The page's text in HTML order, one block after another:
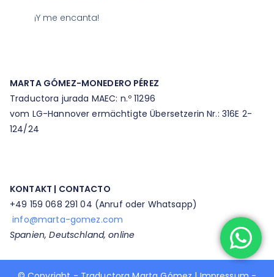
¡Y me encanta!
MARTA GÓMEZ-MONEDERO PÉREZ
Traductora jurada MAEC: n.º 11296
vom LG-Hannover ermächtigte Übersetzerin Nr.: 316E 2-
124/24
KONTAKT | CONTACTO
+49 159 068 291 04 (Anruf oder Whatsapp)​
info@marta-gomez.com
​Spanien, Deutschland, online​